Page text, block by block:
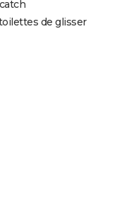
de glisser